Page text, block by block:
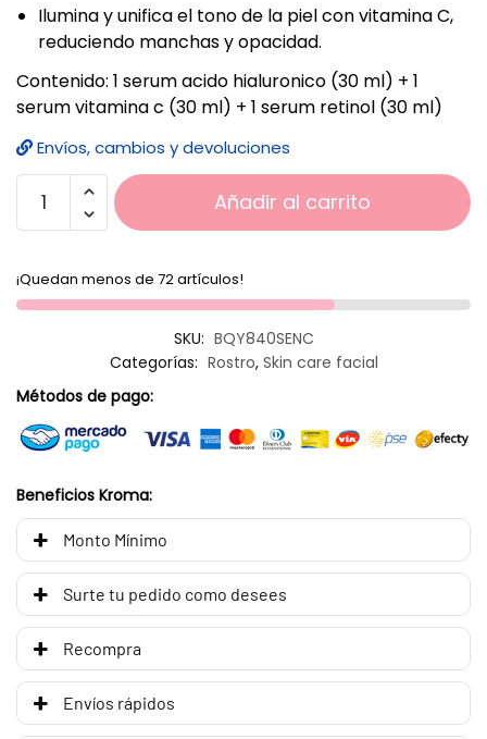
Ilumina y unifica el tono de la piel con vitamina C,
reduciendo manchas y opacidad.
Contenido: 1 serum acido hialuronico (30 ml) + 1
serum vitamina c (30 ml) + 1 serum retinol (30 ml)
Envíos, cambios y devoluciones
Añadir al carrito
¡Quedan menos de 72 artículos!
SKU: BQY840SENC
Categorías: Rostro, Skin care facial
Métodos de pago:
Beneficios Kroma:
Monto Mínimo
Surte tu pedido como desees
Recompra
Envíos rápidos